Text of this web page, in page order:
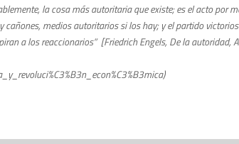
la cosa más autoritaria que existe; es el acto por
medios autoritarios si los hay; y el partido
a los reaccionarios” [Friedrich Engels, De la autoridad,